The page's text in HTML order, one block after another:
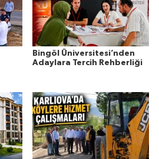
Bingöl Üniversitesi’nden
Adaylara Tercih Rehberliği